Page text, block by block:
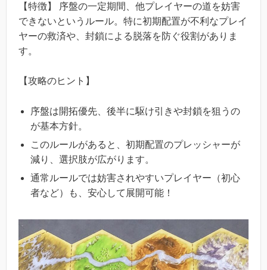
【特徴】 序盤の一定期間、他プレイヤーの道を妨害
できないというルール。特に初期配置が不利なプレイ
ヤーの救済や、封鎖による脱落を防ぐ役割がありま
す。
【攻略のヒント】
序盤は開拓優先、後半に駆け引きや封鎖を狙うの
が基本方針。
このルールがあると、初期配置のプレッシャーが
減り、選択肢が広がります。
通常ルールでは妨害されやすいプレイヤー（初心
者など）も、安心して展開可能！